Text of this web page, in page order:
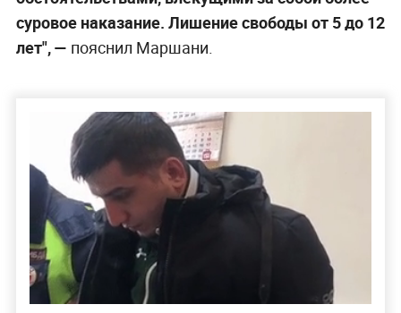
суровое наказание. Лишение свободы от 5 до 12
лет", — пояснил Маршани.